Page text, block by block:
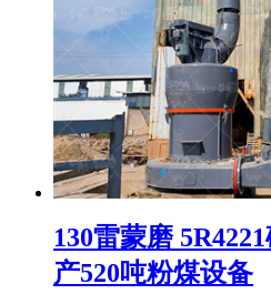
130雷蒙磨
产520吨粉煤设备